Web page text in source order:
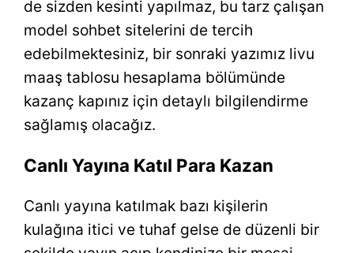
de sizden kesinti yapılmaz, bu tarz çalışan
model sohbet sitelerini de tercih
edebilmektesiniz, bir sonraki yazımız livu
maaş tablosu hesaplama bölümünde
kazanç kapınız için detaylı bilgilendirme
sağlamış olacağız.
Canlı Yayına Katıl Para Kazan
Canlı yayına katılmak bazı kişilerin
kulağına itici ve tuhaf gelse de düzenli bir